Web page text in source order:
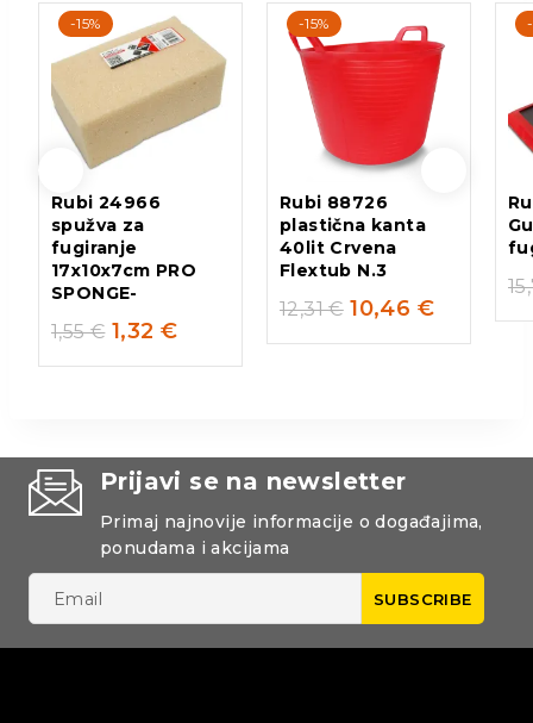
-15%
Rubi 24966
spužva za
fugiranje
17x10x7cm PRO
SPONGE-
1,55€ 1,32 €
-15%
Rubi 88726
plastična kanta
40lit Crvena
Flextub N.3
12,31€ 10,46 €
Prijavi se na newsletter
Primaj najnovije informacije o događajima,
ponudama i akcijama